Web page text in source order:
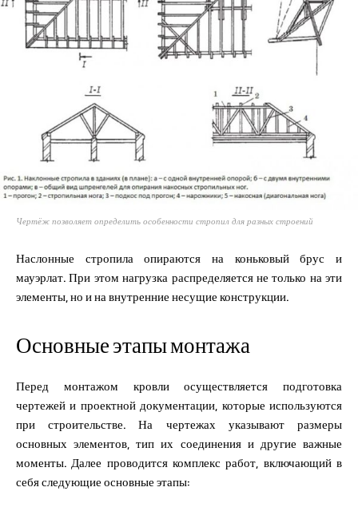
Чертёж позволяет определить особенности стропил для разных строений
Наслонные стропила опираются на коньковый брус и
мауэрлат. При этом нагрузка распределяется не только на эти
элементы, но и на внутренние несущие конструкции.
Основные этапы монтажа
Перед монтажом кровли осуществляется подготовка
чертежей и проектной документации, которые используются
при строительстве. На чертежах указывают размеры
основных элементов, тип их соединения и другие важные
моменты. Далее проводится комплекс работ, включающий в
себя следующие основные этапы: